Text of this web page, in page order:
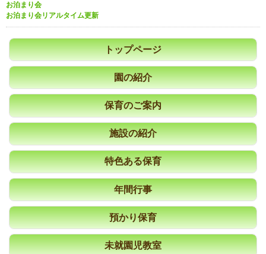
お泊まり会
お泊まり会リアルタイム更新
トップページ
園の紹介
保育のご案内
施設の紹介
特色ある保育
年間行事
預かり保育
未就園児教室